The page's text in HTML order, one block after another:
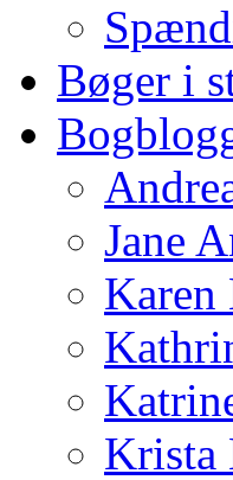
Bøger i
Jane
Karen
Krista